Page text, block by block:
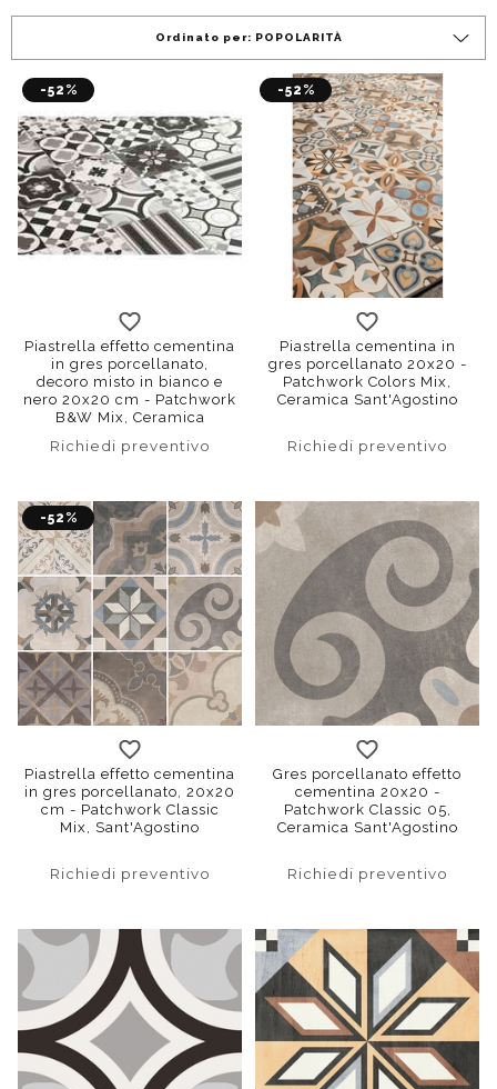
Ordinato per: POPOLARITÀ
-52%
Piastrella effetto cementina
in gres porcellanato,
decoro misto in bianco e
nero 20x20 cm - Patchwork
B&W Mix, Ceramica
Richiedi preventivo
-52%
Piastrella cementina in
gres porcellanato 20x20 -
Patchwork Colors Mix,
Ceramica Sant'Agostino
Richiedi preventivo
-52%
Piastrella effetto cementina
in gres porcellanato, 20x20
cm - Patchwork Classic
Mix, Sant'Agostino
Richiedi preventivo
Gres porcellanato effetto
cementina 20x20 -
Patchwork Classic 05,
Ceramica Sant'Agostino
Richiedi preventivo